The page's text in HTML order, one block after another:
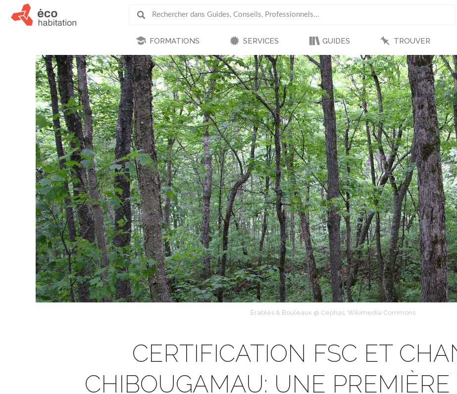
FORMATIONS SERVICES GUIDES TROUVER
Érables & Bouleaux @ Cephas, Wikimedia Commons
CERTIFICATION FSC ET
CHIBOUGAMAU: UNE